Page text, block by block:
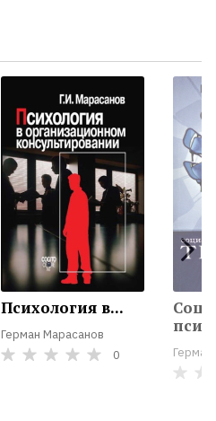
Психология в...
Герман Марасанов
0